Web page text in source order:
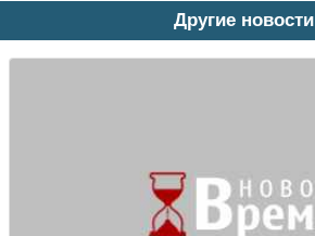
Другие новости